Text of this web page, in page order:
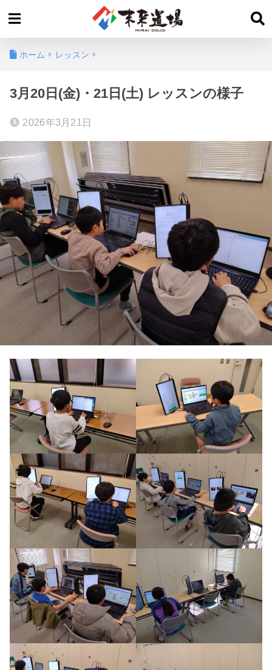
ホーム レッスン
3月20日(金)・21日(土) レッスンの様子
2026年3月21日